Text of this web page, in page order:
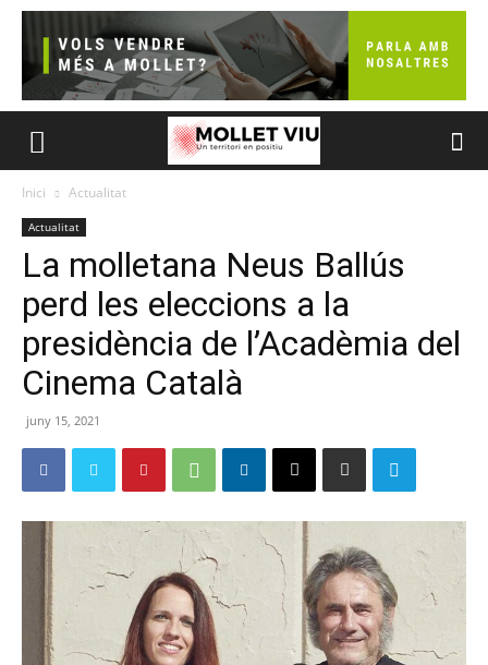
Inici Actualitat
Actualitat
La molletana Neus Ballús
perd les eleccions a la
presidència de l’Acadèmia del
Cinema Català
juny 15, 2021